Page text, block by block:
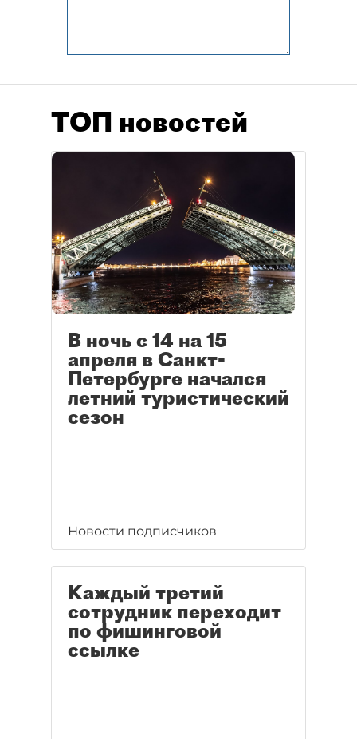
ТОП новостей
В ночь с 14 на 15
апреля в Санкт-
Петербурге начался
летний туристический
сезон
Новости подписчиков
Каждый третий
сотрудник переходит
по фишинговой
ссылке